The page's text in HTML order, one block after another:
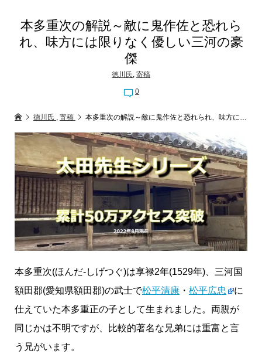
本多重次の解説～敵に鬼作佐と恐れら
れ、味方には限りなく優しい三河の豪
傑
徳川氏, 寄稿
0
徳川氏 , 寄稿 本多重次の解説～敵に鬼作佐と恐れられ、味方には限りなく優しい三河の豪傑
本多重次(ほんだ‐しげつぐ)は享禄2年(1529年)、三河国
額田郡(愛知県額田郡)の武士で松平清康・ 松平広忠
に
仕えていた本多重正の子として生まれました。両親が
同じかは不明ですが、比較的著名な兄弟には重富と言
う兄がいます。